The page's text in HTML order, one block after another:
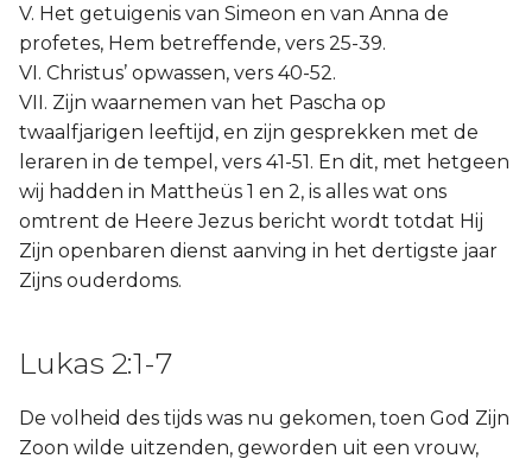
V. Het getuigenis van Simeon en van Anna de
profetes, Hem betreffende, vers 25-39.
VI. Christus’ opwassen, vers 40-52.
VII. Zijn waarnemen van het Pascha op
twaalfjarigen leeftijd, en zijn gesprekken met de
leraren in de tempel, vers 41-51. En dit, met hetgeen
wij hadden in Mattheüs 1 en 2, is alles wat ons
omtrent de Heere Jezus bericht wordt totdat Hij
Zijn openbaren dienst aanving in het dertigste jaar
Zijns ouderdoms.
Lukas 2:1-7
De volheid des tijds was nu gekomen, toen God Zijn
Zoon wilde uitzenden, geworden uit een vrouw,